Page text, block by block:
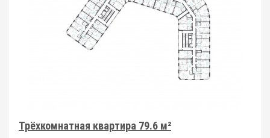
Трёхкомнатная квартира 79.6 м²